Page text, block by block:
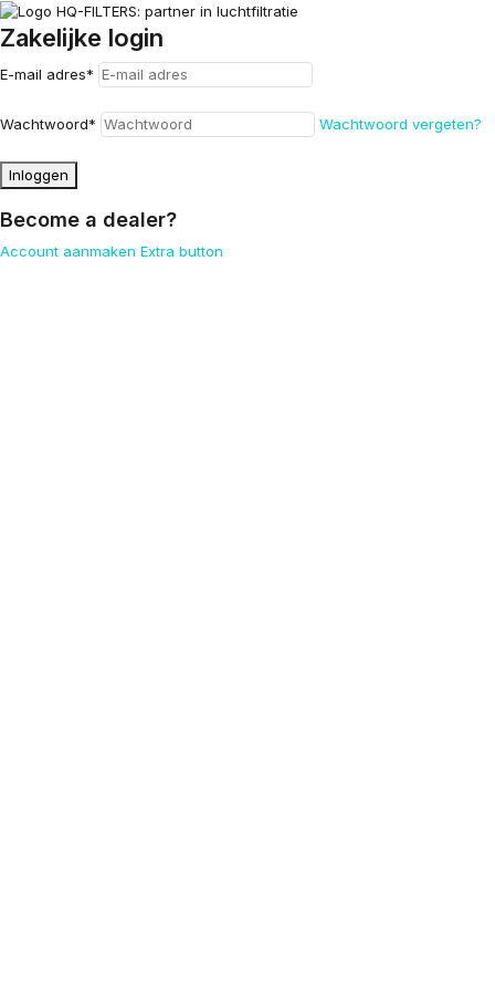
Zakelijke login
E-mail adres*
Wachtwoord* Wachtwoord vergeten?
Inloggen
Become a dealer?
Account aanmaken Extra button